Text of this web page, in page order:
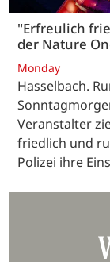
"Erfreulich
der Nature
Monday
Hasselbach.
Veranstalter
friedlich und
Polizei ihre